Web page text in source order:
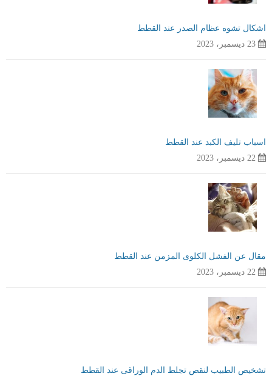
اشكال تشوه عظام الصدر عند القطط
23 ديسمبر، 2023
اسباب تليف الكبد عند القطط
22 ديسمبر، 2023
مقال عن الفشل الكلوى المزمن عند القطط
22 ديسمبر، 2023
تشخيص الطبيب لنقص تجلط الدم الوراقى عند القطط